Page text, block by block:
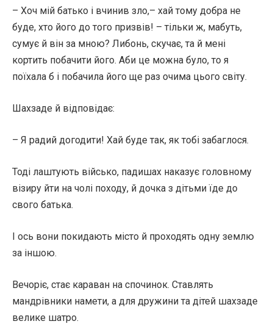
– Хоч мій батько і вчинив зло,– хай тому добра не
буде, хто його до того призвів! – тільки ж, мабуть,
сумує й він за мною? Либонь, скучає, та й мені
кортить побачити його. Аби це можна було, то я
поїхала б і побачила його ще раз очима цього світу.
Шахзаде й відповідає:
– Я радий догодити! Хай буде так, як тобі забаглося.
Тоді лаштують військо, падишах наказує головному
візиру йти на чолі походу, й дочка з дітьми їде до
свого батька.
І ось вони покидають місто й проходять одну землю
за іншою.
Вечоріє, стає караван на спочинок. Ставлять
мандрівники намети, а для дружини та дітей шахзаде
велике шатро.